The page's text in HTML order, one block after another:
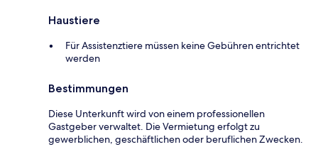
Haustiere
Für Assistenztiere müssen keine Gebühren entrichtet
werden
Bestimmungen
Diese Unterkunft wird von einem professionellen
Gastgeber verwaltet. Die Vermietung erfolgt zu
gewerblichen, geschäftlichen oder beruflichen Zwecken.